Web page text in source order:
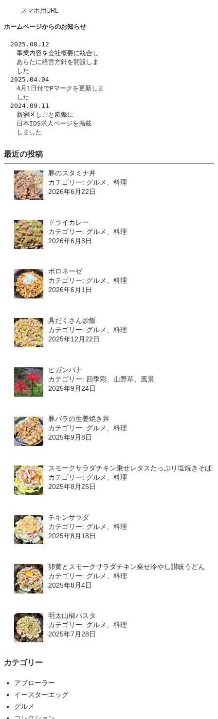
スマホ用URL
ホームページからのお知らせ
2025.08.12
事業内容を会社概要に統合し
あらたに経営方針を開設しま
した
2025.04.04
4月1日付でPマークを更新しま
した
2024.09.11
新宿区しごと図鑑に
日本IDS求人ページを掲載
しました
最近の投稿
豚のスタミナ丼
カテゴリー: グルメ、料理
2026年6月22日
ドライカレー
カテゴリー: グルメ、料理
2026年6月8日
ボロネーゼ
カテゴリー: グルメ、料理
2026年6月1日
具だくさん炒飯
カテゴリー: グルメ、料理
2025年12月22日
ヒガンバナ
カテゴリー: 四季彩、山野草、風景
2025年9月24日
豚バラの生姜焼き丼
カテゴリー: グルメ、料理
2025年9月8日
スモークサラダチキン乗せレタスたっぷり塩焼きそば
カテゴリー: グルメ、料理
2025年8月25日
チキンサラダ
カテゴリー: グルメ、料理
2025年8月18日
卵黄とスモークサラダチキン乗せ冷やし讃岐うどん
カテゴリー: グルメ、料理
2025年8月4日
明太山椒パスタ
カテゴリー: グルメ、料理
2025年7月28日
カテゴリー
アブローラー
イースターエッグ
グルメ